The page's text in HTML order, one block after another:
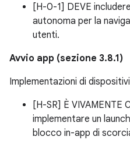
[H-0-1] DEVE
autonoma per la
utenti.
Avvio app (sezione 3.8.1)
Implementazioni di
[H-SR] È VIVAMENTE
implementare un
blocco in-app di